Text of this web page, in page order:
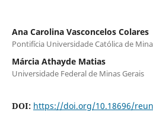
Ana Carolina Vasconcelos Colares
Pontifícia Universidade Católica de
Márcia Athayde Matias
Universidade Federal de Minas Gerais
DOI: https://doi.org/10.18696/